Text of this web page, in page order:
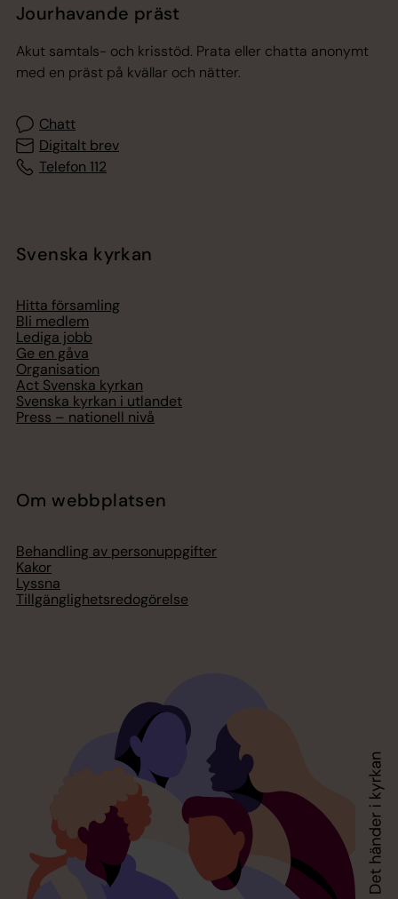
Jourhavande präst
Akut samtals- och krisstöd. Prata eller chatta anonymt
med en präst på kvällar och nätter.
Chatt
Digitalt brev
Telefon 112
Svenska kyrkan
Hitta församling
Bli medlem
Lediga jobb
Ge en gåva
Organisation
Act Svenska kyrkan
Svenska kyrkan i utlandet
Press – nationell nivå
Om webbplatsen
Behandling av personuppgifter
Kakor
Lyssna
Tillgänglighetsredogörelse